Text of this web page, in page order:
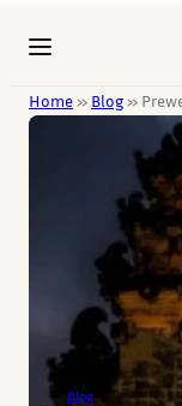
Home » Blog »
Blog